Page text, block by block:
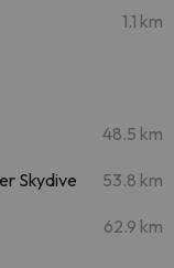
1.1 km
48.5 km
Skydive 53.8 km
62.9 km